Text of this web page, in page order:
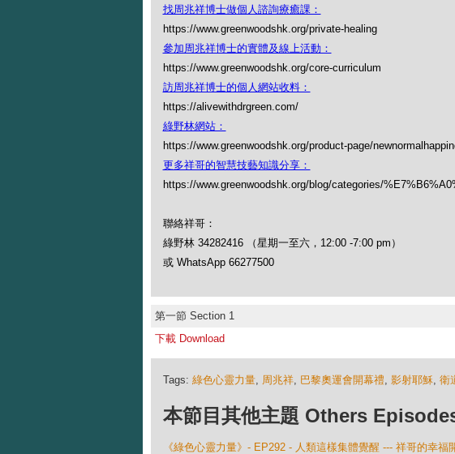
找周兆祥博士做個人諮詢療癒課：
https://www.greenwoodshk.org/private-healing
參加周兆祥博士的實體及線上活動：
https://www.greenwoodshk.org/core-curriculum
訪周兆祥博士的個人網站收料：
https://alivewithdrgreen.com/
綠野林網站：
https://www.greenwoodshk.org/product-page/
更多祥哥的智慧技藝知識分享：
https://www.greenwoodshk.org/blog/categories/
聯絡祥哥：
綠野林 34282416 （星期一至六，12:00 -7:00 pm）
或 WhatsApp 66277500
第一節 Section 1
下載 Download
Tags: 綠色心靈力量, 周兆祥, 巴黎奧運會開幕禮, 影射耶穌, 衛
本節目其他主題 Others
《綠色心靈力量》- EP292 - 人類這樣集體覺醒 --- 祥哥的幸福